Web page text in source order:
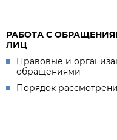
РАБОТА С
ЛИЦ
Правовые и
обращениями
Порядок